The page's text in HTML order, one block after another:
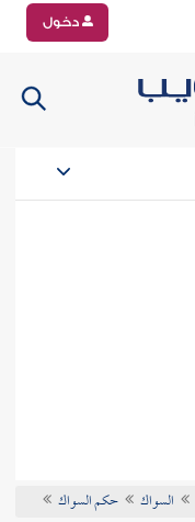
دخول
السواك حكم السواك